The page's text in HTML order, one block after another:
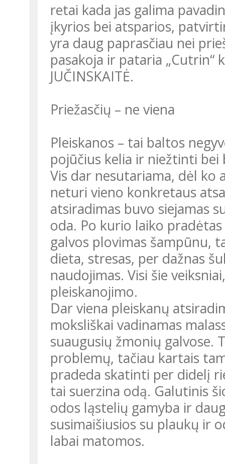
retai kada jas galima
įkyrios bei atsparios,
yra daug paprasčiau nei
pasakoja ir pataria „Cutrin“
JUČINSKAITĖ.
Priežasčių – ne viena
Pleiskanos – tai baltos
pojūčius kelia ir niežtinti bei
Vis dar nesutariama, dėl ko
neturi vieno konkretaus
atsiradimas buvo siejamas
oda. Po kurio laiko
galvos plovimas šampūnu,
dieta, stresas, per dažnas
naudojimas. Visi šie
pleiskanojimo.
Dar viena pleiskanų
moksliškai vadinamas
suaugusių žmonių galvose.
problemų, tačiau kartais
pradeda skatinti per didelį
tai suerzina odą. Galutinis
odos ląstelių gamyba ir
susimaišiusios su plaukų ir
labai matomos.